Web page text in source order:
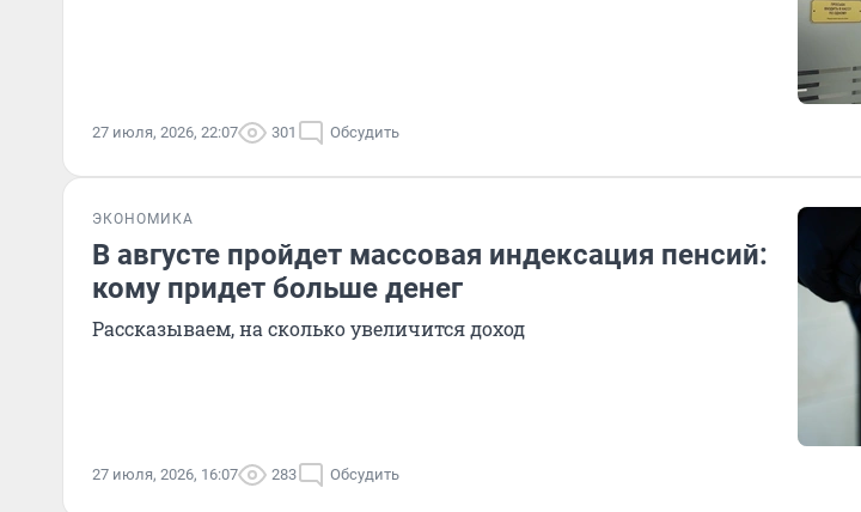
27 июля, 2026, 22:07 301 Обсудить
ЭКОНОМИКА
В августе пройдет массовая индексация пенсий:
кому придет больше денег
Рассказываем, на сколько увеличится доход
27 июля, 2026, 16:07 283 Обсудить